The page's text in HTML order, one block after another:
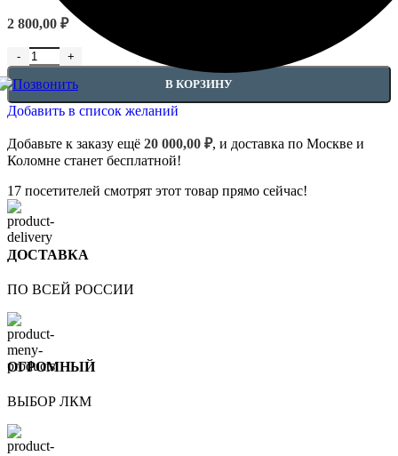
2 800,00 ₽
Количество товара Потолочные карнизы - C240
В КОРЗИНУ
Добавить в список желаний
Добавьте к заказу ещё 20 000,00 ₽, и доставка по Москве и
Коломне станет бесплатной!
17 посетителей смотрят этот товар прямо сейчас!
ДОСТАВКА
ПО ВСЕЙ РОССИИ
ОГРОМНЫЙ
ВЫБОР ЛКМ